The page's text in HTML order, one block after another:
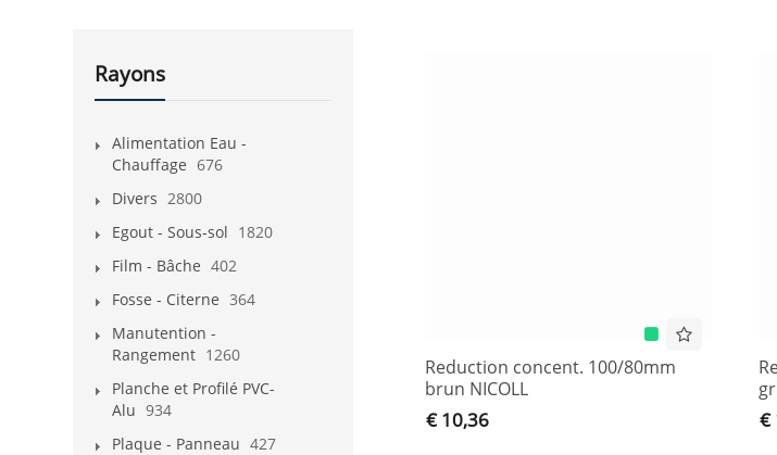
Reduction concent. 100/80mm
brun NICOLL
€ 10,36 €
Rayons
Alimentation Eau -
Chauffage 676
Divers 2800
Egout - Sous-sol 1820
Film - Bâche 402
Fosse - Citerne 364
Manutention -
Rangement 1260
Planche et Profilé PVC-
Alu 934
Plaque - Panneau 427